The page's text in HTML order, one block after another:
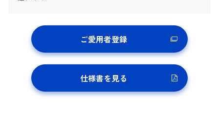
ご愛用者登録
仕様書を見る